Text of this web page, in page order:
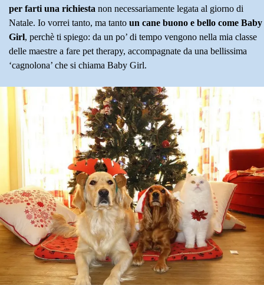
per farti una richiesta non necessariamente legata al giorno di
Natale. Io vorrei tanto, ma tanto un cane buono e bello come Baby
Girl, perchè ti spiego: da un po’ di tempo vengono nella mia classe
delle maestre a fare pet therapy, accompagnate da una bellissima
‘cagnolona’ che si chiama Baby Girl.